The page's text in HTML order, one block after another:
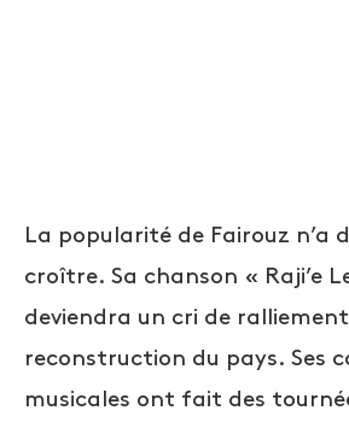
La popularité de Fairouz n’a
croître. Sa chanson « Raji’e
deviendra un cri de
reconstruction du pays. Ses
musicales ont fait des